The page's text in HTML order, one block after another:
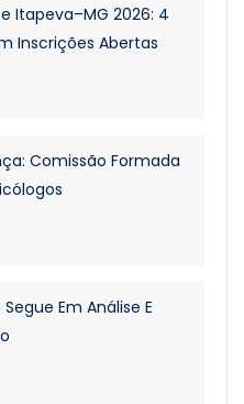
Itapeva–MG 2026: 4
Inscrições Abertas
Comissão Formada
Em Análise E